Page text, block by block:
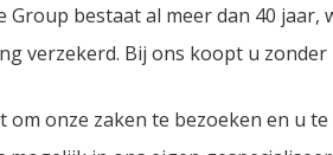
Group bestaat al meer dan 40
verzekerd. Bij ons koopt u zonder
onze zaken te bezoeken en u